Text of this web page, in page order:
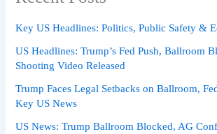
Key US Headlines: Politics, Public Safety &
US Headlines: Trump’s Fed Push, Ballroom
Shooting Video Released
Trump Faces Legal Setbacks on Ballroom,
Key US News
US News: Trump Ballroom Blocked, AG